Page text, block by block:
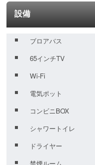
設備
ブロアバス
65インチTV
Wi-Fi
電気ポット
コンビニBOX
シャワートイレ
ドライヤー